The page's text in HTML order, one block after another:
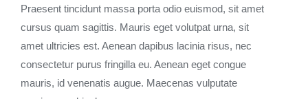
Praesent tincidunt massa porta odio euismod, sit amet
cursus quam sagittis. Mauris eget volutpat urna, sit
amet ultricies est. Aenean dapibus lacinia risus, nec
consectetur purus fringilla eu. Aenean eget congue
mauris, id venenatis augue. Maecenas vulputate